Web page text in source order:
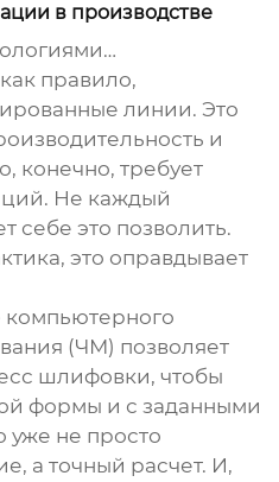
в производстве
правило,
линии. Это
и
конечно, требует
Не каждый
себе это позволить.
это оправдывает
(ЧМ) позволяет
шлифовки, чтобы
формы и с заданными
уже не просто
а точный расчет. И,